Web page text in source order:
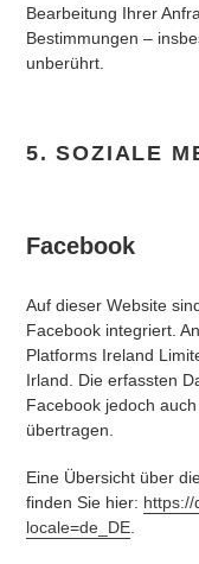
Bearbeitung Ihrer
Bestimmungen –
unberührt.
5. SOZIALE
Facebook
Auf dieser Website
Facebook integriert.
Platforms Ireland
Irland. Die erfassten
Facebook jedoch
übertragen.
Eine Übersicht über
finden Sie hier:
locale=de_DE.